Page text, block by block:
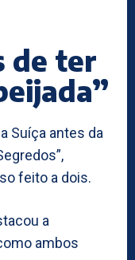
de ter
Suíça antes da
feito a dois.
a
ambos